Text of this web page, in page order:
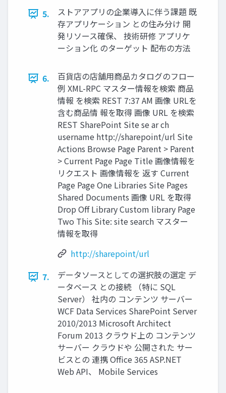
5.
ストアアプリの企業導入に伴う課題 既
存アプリケーション との住み分け 開
発リソース確保、 技術研修 アプリケ
ーション化 のターゲット 配布の方法
6.
百貨店の店舗用商品カタログのフロー
例 XML-RPC マスター情報を検索 商品
情報 を検索 REST 7:37 AM 画像 URLを
含む商品情 報を取得 画像 URL を検索
REST SharePoint Site se ar ch
username http://sharepoint/url Site
Actions Browse Page Parent > Parent
> Current Page Page Title 画像情報を
リクエスト 画像情報を 返す Current
Page Page One Libraries Site Pages
Shared Documents 画像 URL を取得
Drop Off Library Custom library Page
Two This Site: site search マスター
情報を取得
http://sharepoint/url
7.
データソースとしての選択肢の選定 デ
ータベース との接続 （特に SQL
Server） 社内の コンテンツ サーバー
WCF Data Services SharePoint Server
2010/2013 Microsoft Architect
Forum 2013 クラウド上の コンテンツ
サーバー クラウドや 公開された サー
ビスとの 連携 Office 365 ASP.NET
Web API、 Mobile Services